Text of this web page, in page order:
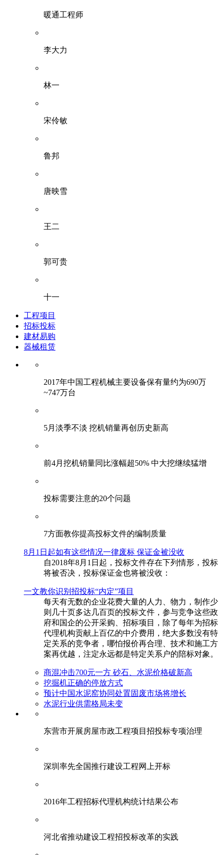
暖通工程师
李大力
林一
宋伶敏
鲁邦
唐映雪
王二
郭可贵
十一
工程项目
招标投标
建材易购
器械租赁
2017年中国工程机械主要设备保有量约为690万
~747万台
5月淡季不淡 挖机销量再创历史新高
前4月挖机销量同比涨幅超50% 中大挖继续猛增
投标需要注意的20个问题
​7方面教你提高投标文件的编制质量
8月1日起如有这些情况一律废标 保证金被没收
自2018年8月1日起，投标文件存在下列情形，投标
将被否决，投标保证金也将被没收：
一文教你识别招投标“内定”项目
每天有无数的企业花费大量的人力、物力，制作少
则几十页多达几百页的投标文件，参与竞争这些政
府和国企的公开采购、招标项目，除了每年为招标
代理机构贡献上百亿的中介费用，绝大多数没有特
定关系的竞争者，哪怕报价再合理、技术和施工方
案再优越，注定永远都是特定关系户的陪标对象。
商混冲击700元一方 砂石、水泥价格破新高
挖掘机正确的停放方式
预计中国水泥窑协同处置固废市场将增长
水泥行业供需格局未变
东营市开展房屋市政工程项目招投标专项治理
深圳率先全国推行建设工程网上开标
2016年工程招标代理机构统计结果公布
河北省推动建设工程招投标改革的实践